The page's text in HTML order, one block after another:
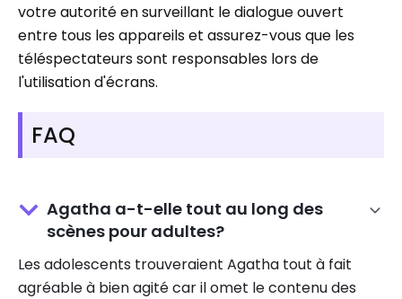
votre autorité en surveillant le dialogue ouvert
entre tous les appareils et assurez-vous que les
téléspectateurs sont responsables lors de
l'utilisation d'écrans.
FAQ
Agatha a-t-elle tout au long des
scènes pour adultes?
Les adolescents trouveraient Agatha tout à fait
agréable à bien agité car il omet le contenu des